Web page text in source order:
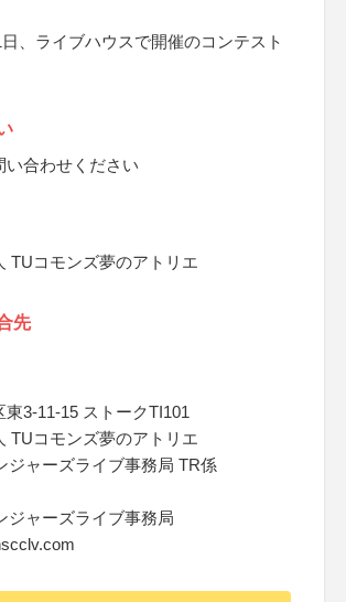
、ライブハウスで開催のコンテスト
い合わせください
TUコモンズ夢のアトリエ
先
3-11-15 ストークTI101
TUコモンズ夢のアトリエ
ジャーズライブ事務局 TR係
ジャーズライブ事務局